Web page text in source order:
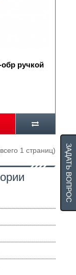
ручкой
1 страниц) ЗАДАТЬ ВОПРОС